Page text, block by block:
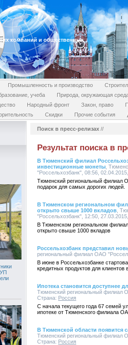
компаний и общественных
Промышленность и производство
учеба
Природа, окружающая
Народный фронт Закон, право
Скидки Прочие события
Поиск в пресс-релизах //
Результат поиска в
В Тюменский филиал
инвестиционные монеты ,
"Россельхозбанк", 08:56, 02.04.2015,
Тюменский региональный филиал
подарок для самых дорогих людей.
В Тюменском региональном
открыто свыше 1000 вкладов ,
"Россельхозбанк", 12:50, 27.03.2015,
В Тюменском региональном
открыто свыше 1000 вкладов
Россельхозбанк представил
региональный филиал ОАО
В июне в Россельхозбанке
кредитных продуктов для клиентов
Ипотека становится доступнее
Тюменский региональный филиал
Страна: Россия
С начала текущего года 67 семей
ипотеке от Тюменского филиала
В Тюменской области появится
Тюменский региональный филиал
Страна: Россия